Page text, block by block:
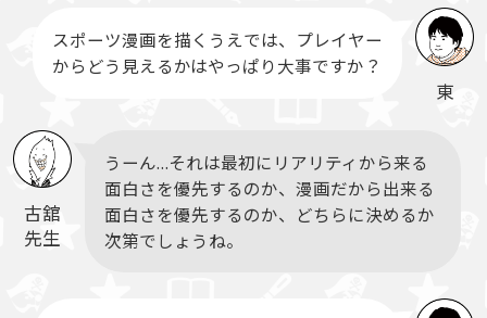
東
スポーツ漫画を描くうえでは、プレイヤー
からどう見えるかはやっぱり大事ですか？
古舘
先生
うーん…それは最初にリアリティから来る
面白さを優先するのか、漫画だから出来る
面白さを優先するのか、どちらに決めるか
次第でしょうね。